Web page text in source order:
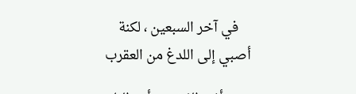
في آخر السبعين ، لكنة
أصبي إلى اللدغ من العقرب